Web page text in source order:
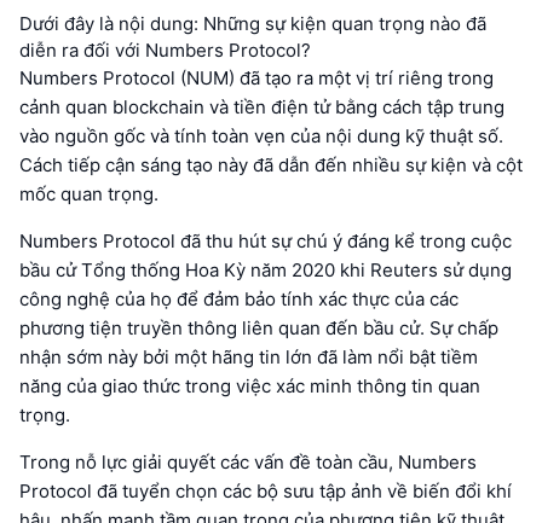
Dưới đây là nội dung: Những sự kiện quan trọng nào đã
diễn ra đối với Numbers Protocol?
Numbers Protocol (NUM) đã tạo ra một vị trí riêng trong
cảnh quan blockchain và tiền điện tử bằng cách tập trung
vào nguồn gốc và tính toàn vẹn của nội dung kỹ thuật số.
Cách tiếp cận sáng tạo này đã dẫn đến nhiều sự kiện và cột
mốc quan trọng.
Numbers Protocol đã thu hút sự chú ý đáng kể trong cuộc
bầu cử Tổng thống Hoa Kỳ năm 2020 khi Reuters sử dụng
công nghệ của họ để đảm bảo tính xác thực của các
phương tiện truyền thông liên quan đến bầu cử. Sự chấp
nhận sớm này bởi một hãng tin lớn đã làm nổi bật tiềm
năng của giao thức trong việc xác minh thông tin quan
trọng.
Trong nỗ lực giải quyết các vấn đề toàn cầu, Numbers
Protocol đã tuyển chọn các bộ sưu tập ảnh về biến đổi khí